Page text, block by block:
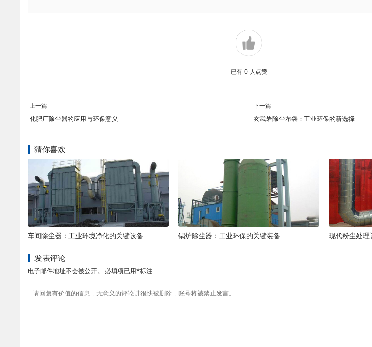
已有 0 人点赞
上一篇
化肥厂除尘器的应用与环保意义
下一篇
玄武岩除尘布袋：工业环保的新选择
猜你喜欢
车间除尘器：工业环境净化的关键设备 锅炉除尘器：工业环保的关键装备
发表评论
电子邮件地址不会被公开。 必填项已用*标注